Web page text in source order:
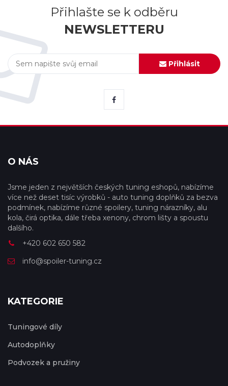
Přihlašte se k odběru
NEWSLETTERU
Přihlásit
O NÁS
Jsme jeden z největších českých tuning eshopů, nabízíme
více než deset tisíc výrobků - auto tuning doplňků za bezva
podmínek, nabízíme různé spoilery, tuning nárazníky, alu
kola, čirá optika, dále třeba xenony, chrom lišty a spoustu
dalšího.
+420 602 650 582
info@spoiler-tuning.cz
KATEGORIE
Tuningové díly
Autodoplňky
Podvozek a pružiny